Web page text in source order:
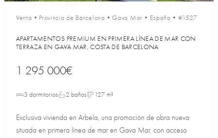
Venta • Provincia de Barcelona •Gava Mar • España • #1527
APARTAMENTOS PREMIUM EN PRIMERA LÍNEA DE MAR CON
TERRAZA EN GAVA MAR, COSTA DE BARCELONA
1 295 000€
3 dormitorios 2 baños 127 m²
Exclusiva vivienda en Arbela, una promoción de obra nueva
situada en primera línea de mar en Gava Mar, con acceso